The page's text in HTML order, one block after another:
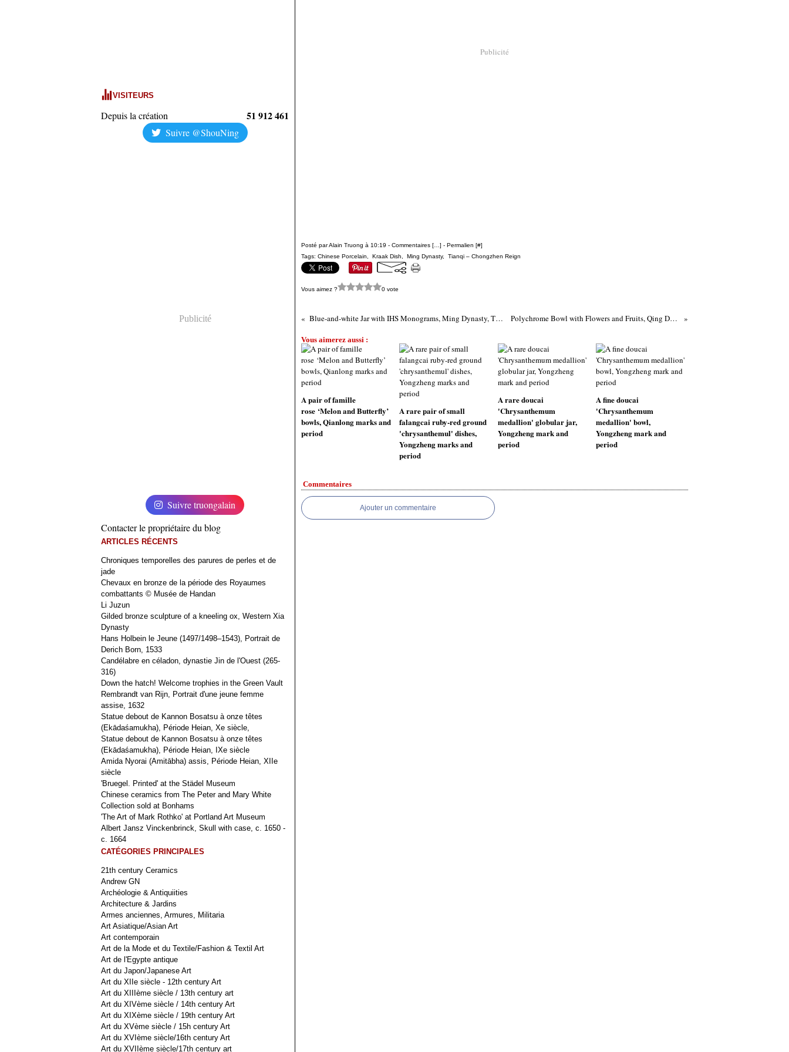
VISITEURS
Depuis la création 51 912 461
Suivre @ShouNing
Publicité
Suivre truongalain
Contacter le propriétaire du blog
ARTICLES RÉCENTS
Chroniques temporelles des parures de perles et de
jade
Chevaux en bronze de la période des Royaumes
combattants © Musée de Handan
Li Juzun
Gilded bronze sculpture of a kneeling ox, Western Xia
Dynasty
Hans Holbein le Jeune (1497/1498–1543), Portrait de
Derich Born, 1533
Candélabre en céladon, dynastie Jin de l'Ouest (265-
316)
Down the hatch! Welcome trophies in the Green Vault
Rembrandt van Rijn, Portrait d'une jeune femme
assise, 1632
Statue debout de Kannon Bosatsu à onze têtes
(Ekādaśamukha), Période Heian, Xe siècle,
Statue debout de Kannon Bosatsu à onze têtes
(Ekādaśamukha), Période Heian, IXe siècle
Amida Nyorai (Amitābha) assis, Période Heian, XIIe
siècle
'Bruegel. Printed' at the Städel Museum
Chinese ceramics from The Peter and Mary White
Collection sold at Bonhams
'The Art of Mark Rothko' at Portland Art Museum
Albert Jansz Vinckenbrinck, Skull with case, c. 1650 -
c. 1664
CATÉGORIES PRINCIPALES
21th century Ceramics
Andrew GN
Archéologie & Antiquiities
Architecture & Jardins
Armes anciennes, Armures, Militaria
Art Asiatique/Asian Art
Art contemporain
Art de la Mode et du Textile/Fashion & Textil Art
Art de l'Egypte antique
Art du Japon/Japanese Art
Art du XIIe siècle - 12th century Art
Art du XIIIème siècle / 13th century art
Art du XIVème siècle / 14th century Art
Art du XIXème siècle / 19th century Art
Art du XVème siècle / 15h century Art
Art du XVIème siècle/16th century Art
Art du XVIIème siècle/17th century art
Publicité
Posté par Alain Truong à 10:19 - Commentaires [ ] - Permalien [#]
Tags: Chinese Porcelain Kraak Dish Ming Dynasty, Tianqi – Chongzhen Reign
Vous aimez ? 0 vote
Blue-and-white Jar with IHS Monograms, Ming Dynasty, Tianqi–Chongzhen Reign 1621-1644 Polychrome Bowl with Flowers and Fruits, Qing Dynasty, Kangxi Reign 1662-1722
Vous aimerez aussi :
A pair of famille
rose ‘Melon and Butterfly’
bowls, Qianlong marks and
period
A rare pair of small
falangcai ruby-red ground
'chrysanthemul' dishes,
Yongzheng marks and
period
A rare doucai
'Chrysanthemum
medallion' globular jar,
Yongzheng mark and
period
A fine doucai
'Chrysanthemum
medallion' bowl,
Yongzheng mark and
period
Commentaires
Ajouter un commentaire